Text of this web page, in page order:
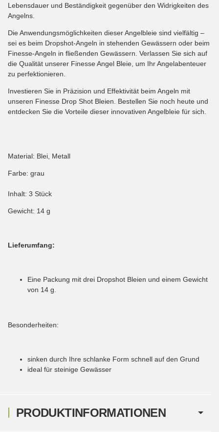
PRODUKTINFORMATIONEN
Lebensdauer und Beständigkeit gegenüber den Widrigkeiten des
Angelns.
Die Anwendungsmöglichkeiten dieser Angelbleie sind vielfältig –
sei es beim Dropshot-Angeln in stehenden Gewässern oder beim
Finesse-Angeln in fließenden Gewässern. Verlassen Sie sich auf
die Qualität unserer Finesse Angel Bleie, um Ihr Angelabenteuer
zu perfektionieren.
Investieren Sie in Präzision und Effektivität beim Angeln mit
unseren Finesse Drop Shot Bleien. Bestellen Sie noch heute und
entdecken Sie die Vorteile dieser innovativen Angelbleie für sich.
Material: Blei, Metall
Farbe: grau
Inhalt: 3 Stück
Gewicht: 14 g
Lieferumfang:
Eine Packung mit drei Dropshot Bleien und einem Gewicht
von 14 g.
Besonderheiten:
sinken durch Ihre schlanke Form schnell auf den Grund
ideal für steinige Gewässer